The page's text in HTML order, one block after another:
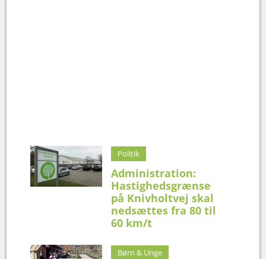
Politik
Administration:
Hastighedsgrænse
på Knivholtvej skal
nedsættes fra 80 til
60 km/t
Børn & Unge